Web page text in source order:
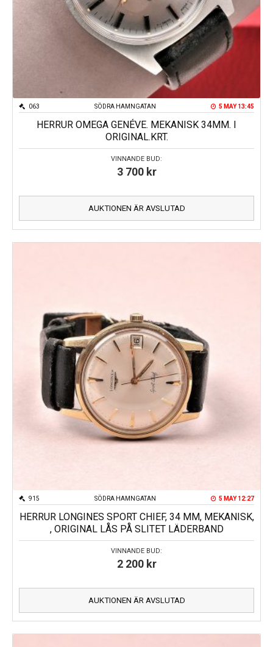
SÖDRA HAMNGATAN
063 5 MAY 13:45
HERRUR OMEGA GENÉVE. MEKANISK 34MM. I
ORIGINAL.KRT.
VINNANDE BUD:
3 700 kr
AUKTIONEN ÄR AVSLUTAD
SÖDRA HAMNGATAN
915 5 MAY 12:27
HERRUR LONGINES SPORT CHIEF, 34 MM, MEKANISK,
, ORIGINAL LÅS PÅ SLITET LÄDERBAND
VINNANDE BUD:
2 200 kr
AUKTIONEN ÄR AVSLUTAD